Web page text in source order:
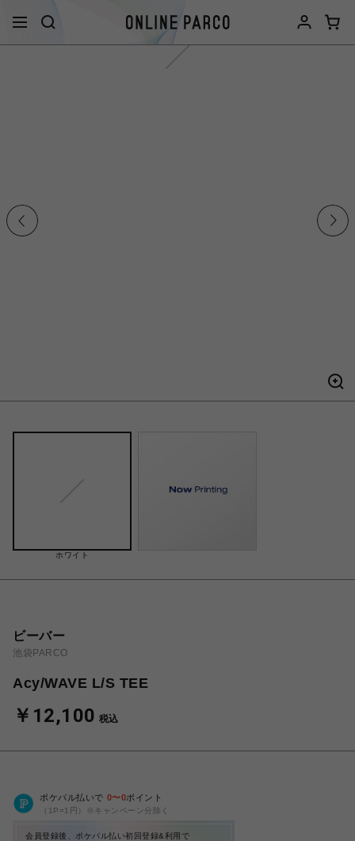
ホワイト
ビーバー
池袋PARCO
Acy/WAVE L/S TEE
￥12,100 税込
ポケパル払いで 0〜0ポイント
（1P=1円）※キャンペーン分除く
会員登録後、ポケパル払い初回登録&利用で